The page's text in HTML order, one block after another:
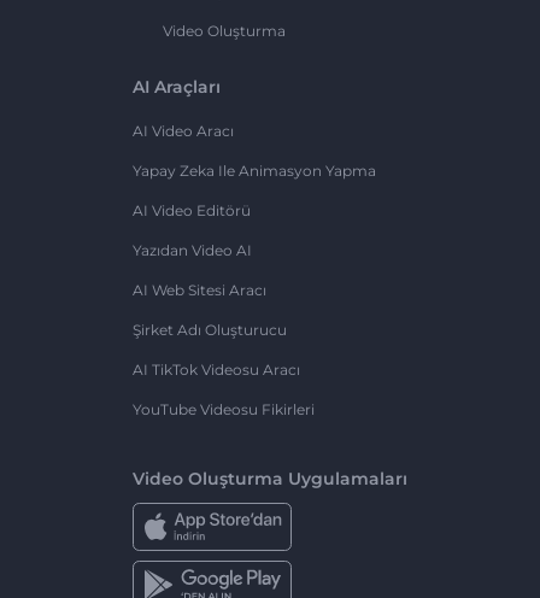
Video Oluşturma
AI Araçları
AI Video Aracı
Yapay Zeka Ile Animasyon Yapma
AI Video Editörü
Yazıdan Video AI
AI Web Sitesi Aracı
Şirket Adı Oluşturucu
AI TikTok Videosu Aracı
YouTube Videosu Fikirleri
Video Oluşturma Uygulamaları